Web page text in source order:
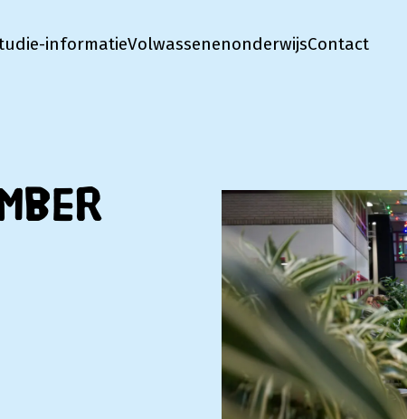
informatieVolwassenenonderwijsContact